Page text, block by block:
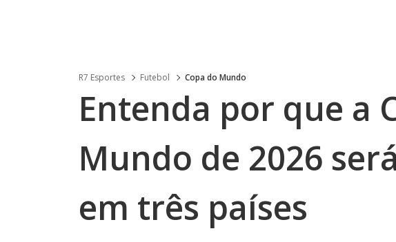
R7 Esportes Futebol Copa do Mundo
Entenda por que a
Mundo de 2026
em três países